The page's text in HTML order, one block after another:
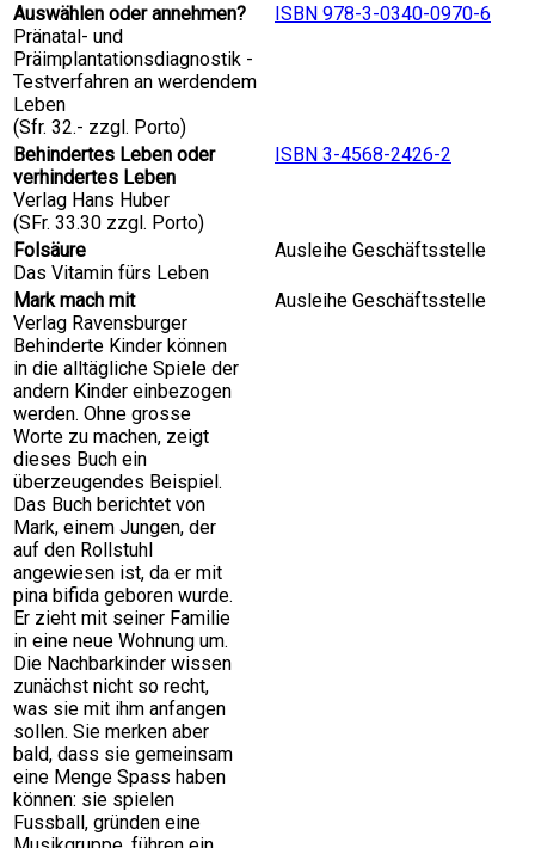
Auswählen oder annehmen?
Pränatal- und
Präimplantationsdiagnostik -
Testverfahren an werdendem
Leben
(Sfr. 32.- zzgl. Porto)
ISBN 978-3-0340-0970-6
Behindertes Leben oder
verhindertes Leben
Verlag Hans Huber
(SFr. 33.30 zzgl. Porto)
ISBN 3-4568-2426-2
Folsäure
Das Vitamin fürs Leben
Ausleihe Geschäftsstelle
Mark mach mit
Verlag Ravensburger
Behinderte Kinder können
in die alltägliche Spiele der
andern Kinder einbezogen
werden. Ohne grosse
Worte zu machen, zeigt
dieses Buch ein
überzeugendes Beispiel.
Das Buch berichtet von
Mark, einem Jungen, der
auf den Rollstuhl
angewiesen ist, da er mit
pina bifida geboren wurde.
Er zieht mit seiner Familie
in eine neue Wohnung um.
Die Nachbarkinder wissen
zunächst nicht so recht,
was sie mit ihm anfangen
sollen. Sie merken aber
bald, dass sie gemeinsam
eine Menge Spass haben
können: sie spielen
Fussball, gründen eine
Ausleihe Geschäftsstelle